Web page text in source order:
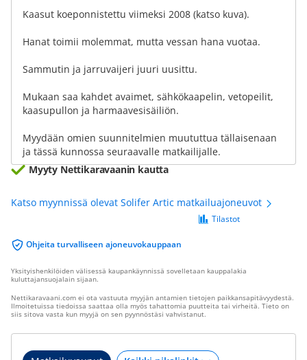
Kaasut koeponnistettu viimeksi 2008 (katso kuva).
Hanat toimii molemmat, mutta vessan hana vuotaa.
Sammutin ja jarruvaijeri juuri uusittu.
Mukaan saa kahdet avaimet, sähkökaapelin, vetopeilit,
kaasupullon ja harmaavesisäiliön.
Myydään omien suunnitelmien muututtua tällaisenaan
ja tässä kunnossa seuraavalle matkailijalle.
Myyty Nettikaravaanin kautta
Katso myynnissä olevat Solifer Artic matkailuajoneuvot
Ohjeita turvalliseen ajoneuvokauppaan
Tilastot
Yksityishenkilöiden välisessä kaupankäynnissä sovelletaan kauppalakia
kuluttajansuojalain sijaan.
Nettikaravaani.com ei ota vastuuta myyjän antamien tietojen paikkansapitävyydestä.
Ilmoitetuissa tiedoissa saattaa olla myös tahattomia puutteita tai virheitä. Tieto on
siis sitova vasta kun myyjä on sen pyynnöstäsi vahvistanut.